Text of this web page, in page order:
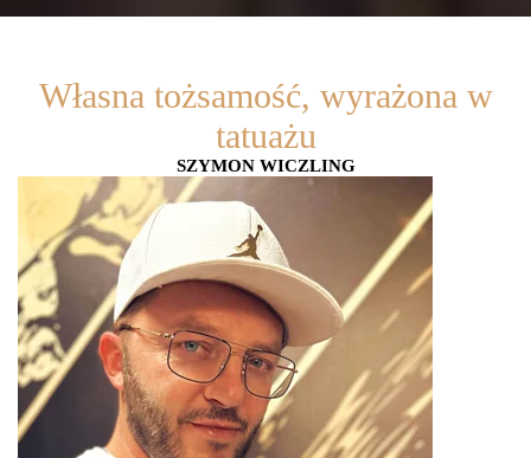
Własna tożsamość, wyrażona w
tatuażu
SZYMON WICZLING